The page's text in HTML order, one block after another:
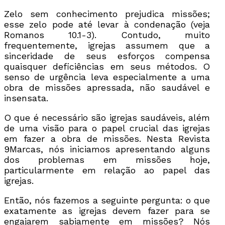
Zelo sem conhecimento prejudica missões;
esse zelo pode até levar à condenação (veja
Romanos 10.1-3). Contudo, muito
frequentemente, igrejas assumem que a
sinceridade de seus esforços compensa
quaisquer deficiências em seus métodos. O
senso de urgência leva especialmente a uma
obra de missões apressada, não saudável e
insensata.
O que é necessário são igrejas saudáveis, além
de uma visão para o papel crucial das igrejas
em fazer a obra de missões. Nesta Revista
9Marcas, nós iniciamos apresentando alguns
dos problemas em missões hoje,
particularmente em relação ao papel das
igrejas.
Então, nós fazemos a seguinte pergunta: o que
exatamente as igrejas devem fazer para se
engajarem sabiamente em missões? Nós